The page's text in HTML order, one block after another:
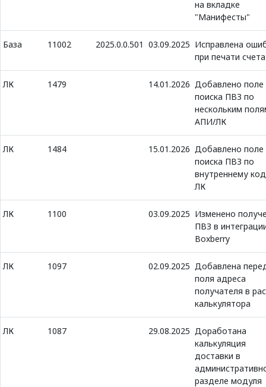
на вкладке
"Манифесты"
База 11002 2025.0.0.501 03.09.2025 Исправлена
при печати счета
ЛК 1479 14.01.2026 Добавлено поле
поиска ПВЗ по
нескольким
АПИ/ЛК
ЛК 1484 15.01.2026 Добавлено поле
поиска ПВЗ по
внутреннему
ЛК
ЛК 1100 03.09.2025 Изменено
ПВЗ в
Boxberry
ЛК 1097 02.09.2025 Добавлена
поля адреса
получателя в
калькулятора
ЛК 1087 29.08.2025 Доработана
калькуляция
доставки в
разделе модуля